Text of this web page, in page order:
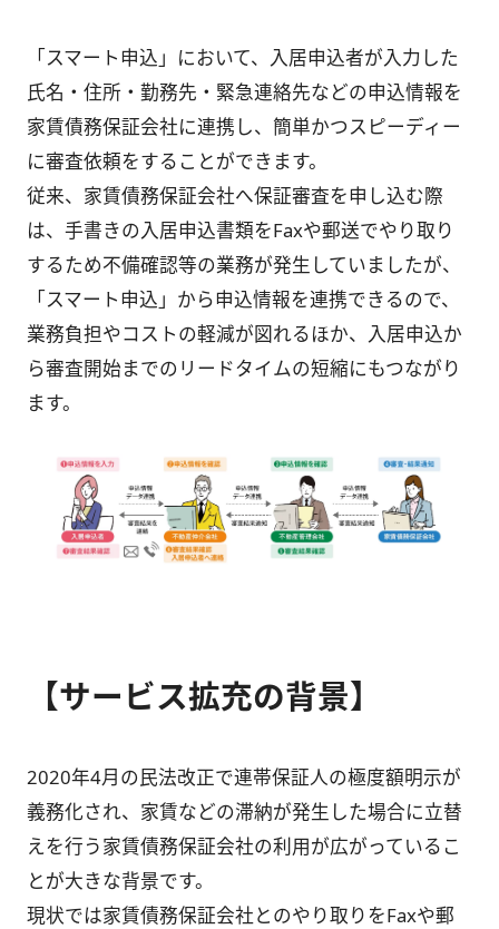
「スマート申込」において、入居申込者が入力した
氏名・住所・勤務先・緊急連絡先などの申込情報を
家賃債務保証会社に連携し、簡単かつスピーディー
に審査依頼をすることができます。
従来、家賃債務保証会社へ保証審査を申し込む際
は、手書きの入居申込書類をFaxや郵送でやり取り
するため不備確認等の業務が発生していましたが、
「スマート申込」から申込情報を連携できるので、
業務負担やコストの軽減が図れるほか、入居申込か
ら審査開始までのリードタイムの短縮にもつながり
ます。
【サービス拡充の背景】
2020年4月の民法改正で連帯保証人の極度額明示が
義務化され、家賃などの滞納が発生した場合に立替
えを行う家賃債務保証会社の利用が広がっているこ
とが大きな背景です。
現状では家賃債務保証会社とのやり取りをFaxや郵